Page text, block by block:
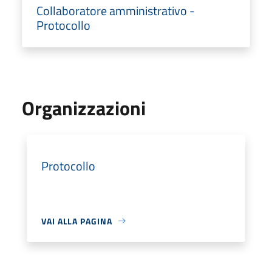
Collaboratore amministrativo -
Protocollo
Organizzazioni
Protocollo
VAI ALLA PAGINA